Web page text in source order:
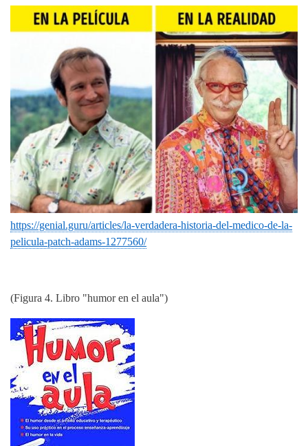
Imagen
https://genial.guru/articles/la-verdadera-historia-del-medico-de-la-
pelicula-patch-adams-1277560/
(Figura 4. Libro "humor en el aula")
Imagen